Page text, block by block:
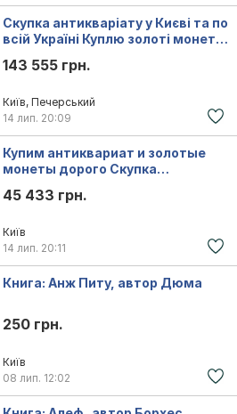
Скупка антикваріату у Києві та по
всій Україні Куплю золоті монети,
143 555 грн.
Київ, Печерський
14 лип. 20:09
Купим антиквариат и золотые
монеты дорого Скупка
Украине, Київ
45 433 грн.
Київ
14 лип. 20:11
Книга: Анж Питу, автор Дюма
250 грн.
Київ
08 лип. 12:02